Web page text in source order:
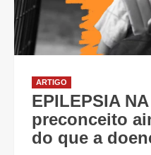
ARTIGO
EPILEPSIA
preconceito
do que a